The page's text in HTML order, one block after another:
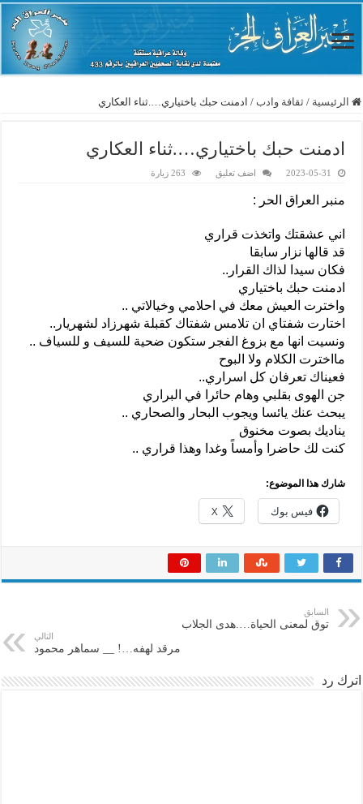
الرئيسية / ثقافة وادب / ادمنت حبك باختياري….ثناء العكاري
ادمنت حبك باختياري….ثناء العكاري
2023-05-31 اضف تعليق 263 زيارة
منبر العراق الحر :
اني عشقتك واتخذت قراري
قد قالها نزار سابقا
فكان سيدا لذاك القرار..
ادمنت حبك باختياري
واخترت العيش معك في احلامي وخيالاتي ..
اختارت شفتاي ان تلامس شفتاك كقبلة شهرزاد لشهريار..
ونسيت انها مع بزوغ الفجر ستكون ضحية للسيف و للسياف ..
مااخترت الكلام ولا البوح
فعيناك تعرفان كل اسراري..
جن الهوى بقلبي وهام حائرا في البراري
يبحث عنك يائسا ويجوب البحار والصحاري ..
يناديك بصوت مخنوق
كنت لك حاضرا وأمساً وغدا وهذا قراري ..
شارك هذا الموضوع:
فيس بوك X
السابق
توق لمعنى الحياة….هدى الجلاب
التالي
مرقد لهفه…! __ سماهر محمود
اترك رد